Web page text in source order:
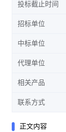
投标截止时间
招标单位
中标单位
代理单位
相关产品
联系方式
正文内容